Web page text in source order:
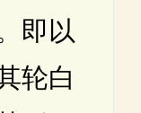
即以
轮白